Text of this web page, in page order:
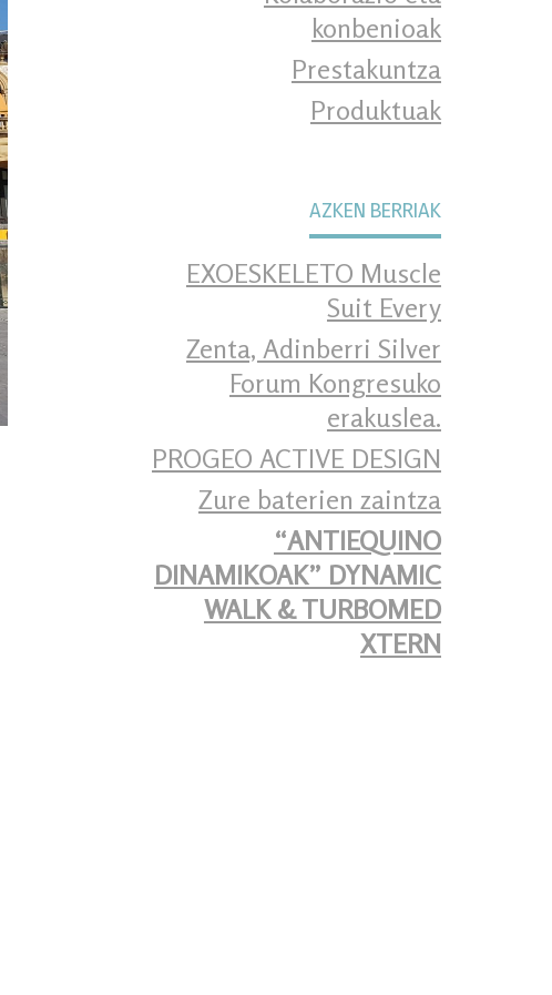
konbenioak
Prestakuntza
Produktuak
AZKEN BERRIAK
EXOESKELETO Muscle
Suit Every
Zenta, Adinberri Silver
Forum Kongresuko
erakuslea.
PROGEO ACTIVE DESIGN
Zure baterien zaintza
“ANTIEQUINO
DINAMIKOAK” DYNAMIC
WALK & TURBOMED
XTERN